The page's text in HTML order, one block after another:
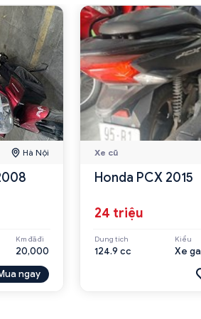
Hà Nội
Km đã đi
20,000
ngay
Xe cũ
Honda PCX 2015
24 triệu
Dung tích
124.9 cc
Kiểu
Xe ga